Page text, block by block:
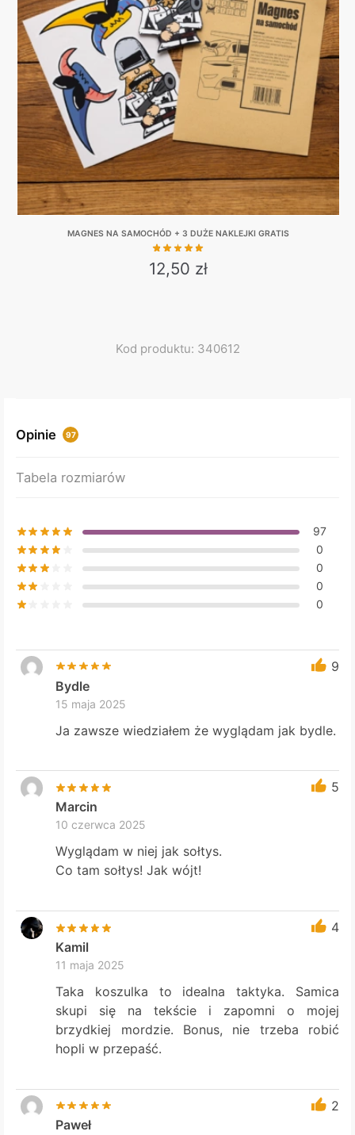
options
may
be
chosen
on
the
page
MAGNES NA SAMOCHÓD + 3 DUŻE NAKLEJKI GRATIS
12,50 zł
multiple
page
Kod produktu: 340612
Opinie 97
Tabela rozmiarów
97
0
0
0
0
9
Bydle
15 maja 2025
Ja zawsze wiedziałem że wyglądam jak bydle.
5
Marcin
10 czerwca 2025
Wyglądam w niej jak sołtys.
Co tam sołtys! Jak wójt!
4
Kamil
11 maja 2025
Taka koszulka to idealna taktyka. Samica
skupi się na tekście i zapomni o mojej
brzydkiej mordzie. Bonus, nie trzeba robić
hopli w przepaść.
2
Paweł